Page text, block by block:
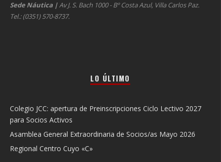
Sede Náutica |Av J. S. Bach 1000 - Bº Costa Azul, Villa Carlos Paz.
Tel.: (0351) 570-8737.
LO ÚLTIMO
Colegio JCC: apertura de Preinscripciones Ciclo Lectivo 2027
para Socios Activos
Asamblea General Extraordinaria de Socios/as Mayo 2026
Regional Centro Cuyo «C»